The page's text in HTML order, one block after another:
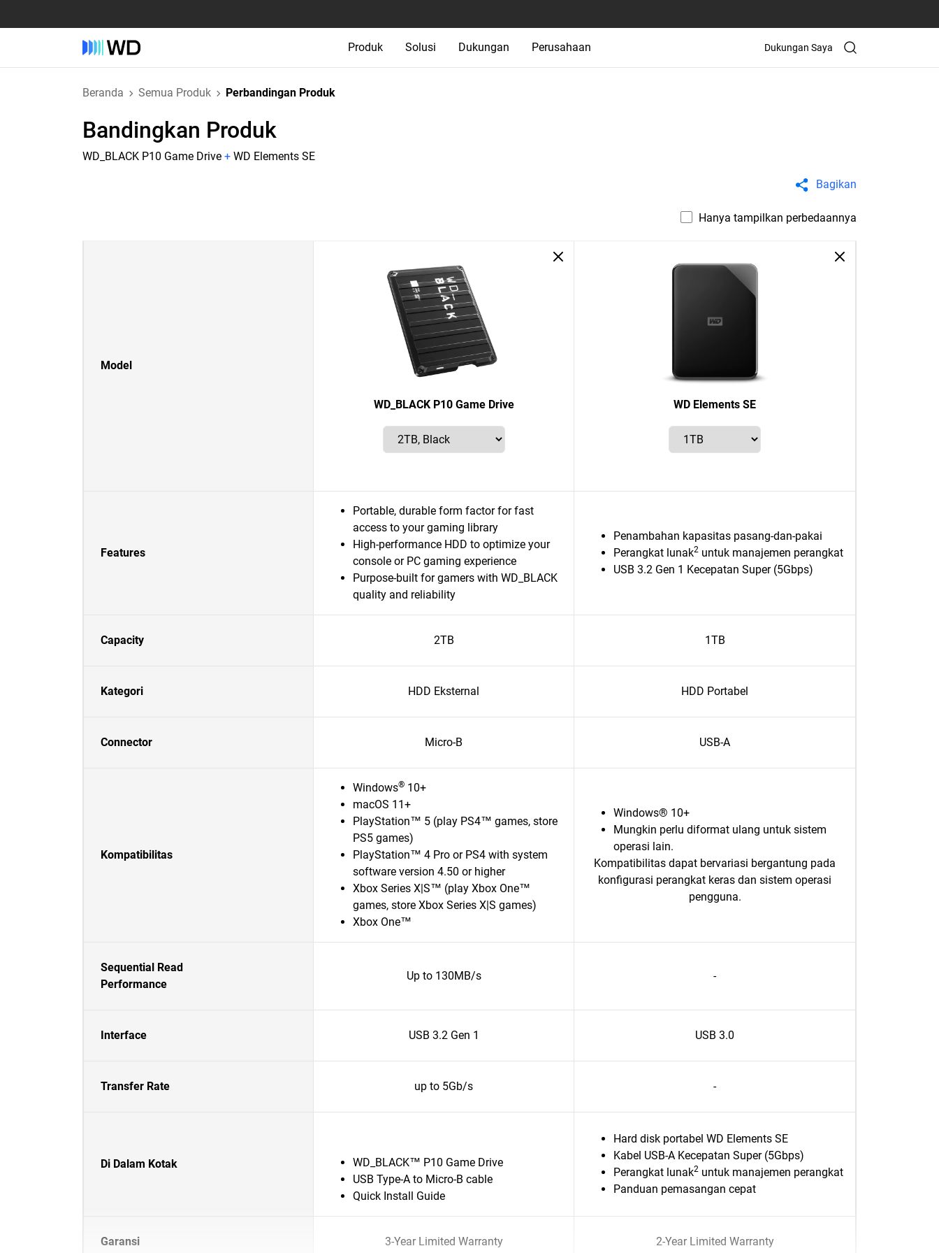
Produk Solusi Dukungan Perusahaan Dukungan Saya
Beranda Semua Produk Perbandingan Produk
Bandingkan Produk
WD_BLACK P10 Game Drive + WD Elements SE
Bagikan
Hanya tampilkan perbedaannya
Model
WD_BLACK P10 Game Drive WD Elements SE
Features
Portable, durable form factor for fast
access to your gaming library
High-performance HDD to optimize your
console or PC gaming experience
Purpose-built for gamers with WD_BLACK
quality and reliability
Penambahan kapasitas pasang-dan-pakai
Perangkat lunak2 untuk manajemen perangkat
USB 3.2 Gen 1 Kecepatan Super (5Gbps)
Capacity 2TB 1TB
Kategori HDD Eksternal HDD Portabel
Connector Micro-B USB-A
Kompatibilitas
Windows® 10+
macOS 11+
PlayStation™ 5 (play PS4™ games, store
PS5 games)
PlayStation™ 4 Pro or PS4 with system
software version 4.50 or higher
Xbox Series X|S™ (play Xbox One™
games, store Xbox Series X|S games)
Xbox One™
Windows® 10+
Mungkin perlu diformat ulang untuk sistem
operasi lain.
Kompatibilitas dapat bervariasi bergantung pada
konfigurasi perangkat keras dan sistem operasi
pengguna.
Sequential Read
Performance
Up to 130MB/s -
Interface USB 3.2 Gen 1 USB 3.0
Transfer Rate up to 5Gb/s -
Di Dalam Kotak
WD_BLACK™ P10 Game Drive
USB Type-A to Micro-B cable
Quick Install Guide
Hard disk portabel WD Elements SE
Kabel USB-A Kecepatan Super (5Gbps)
Perangkat lunak2 untuk manajemen perangkat
Panduan pemasangan cepat
Garansi 3-Year Limited Warranty 2-Year Limited Warranty